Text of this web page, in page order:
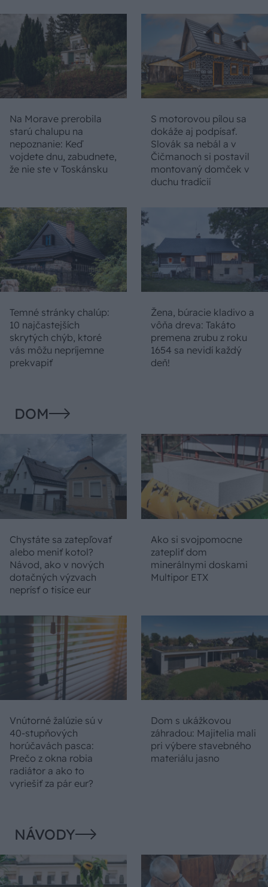
Na Morave prerobila
starú chalupu na
nepoznanie: Keď
vojdete dnu, zabudnete,
že nie ste v Toskánsku
S motorovou pílou sa
dokáže aj podpísať.
Slovák sa nebál a v
Čičmanoch si postavil
montovaný domček v
duchu tradícií
Temné stránky chalúp:
10 najčastejších
skrytých chýb, ktoré
vás môžu nepríjemne
prekvapiť
Žena, búracie kladivo a
vôňa dreva: Takáto
premena zrubu z roku
1654 sa nevidí každý
deň!
DOM
Chystáte sa zatepľovať
alebo meniť kotol?
Návod, ako v nových
dotačných výzvach
neprísť o tisíce eur
Ako si svojpomocne
zatepliť dom
minerálnymi doskami
Multipor ETX
Vnútorné žalúzie sú v
40-stupňových
horúčavách pasca:
Prečo z okna robia
radiátor a ako to
vyriešiť za pár eur?
Dom s ukážkovou
záhradou: Majitelia mali
pri výbere stavebného
materiálu jasno
NÁVODY